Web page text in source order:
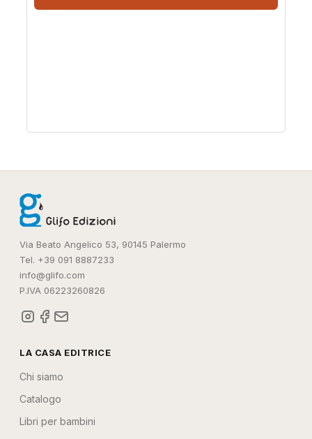
Via Beato Angelico 53, 90145 Palermo
Tel. +39 091 8887233
info@glifo.com
P.IVA 06223260826
LA CASA EDITRICE
Chi siamo
Catalogo
Libri per bambini